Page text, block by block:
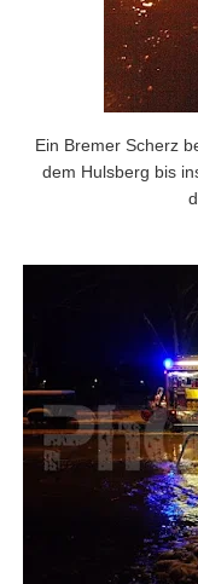
Ein Bremer Scherz
dem Hulsberg bis